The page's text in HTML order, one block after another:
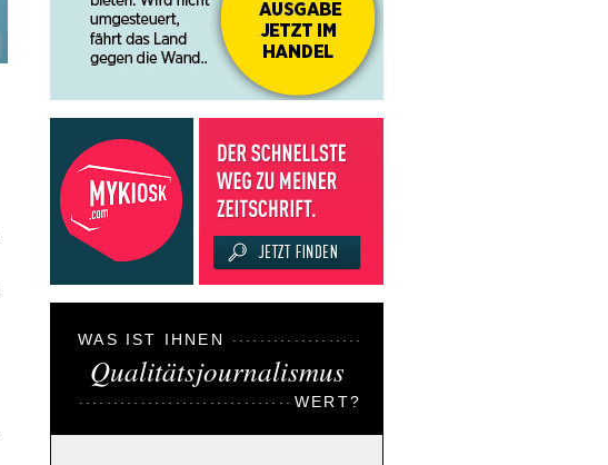
WAS IST IHNEN
Qualitätsjournalismus
WERT?